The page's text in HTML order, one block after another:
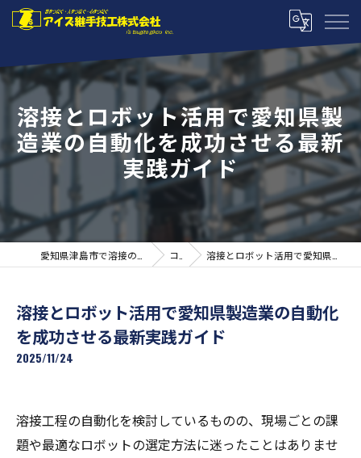
溶接とロボット活用で愛知県製
造業の自動化を成功させる最新
実践ガイド
コラム 溶接とロボット活用で愛知県製造業の自動化を成功させる最新実践ガイド
溶接とロボット活用で愛知県製造業の自動化
を成功させる最新実践ガイド
2025/11/24
溶接工程の自動化を検討しているものの、現場ごとの課
題や最適なロボットの選定方法に迷ったことはありませ